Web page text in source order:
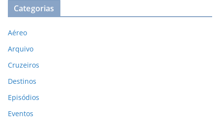
Categorias
Aéreo
Arquivo
Cruzeiros
Destinos
Episódios
Eventos